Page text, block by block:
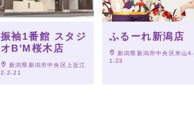
振袖1番館 スタジ
オB'M桜木店
新潟県新潟市中央区上近江
2-2-21
ふるーれ新潟店
新潟県新潟市中央区米山4-
1-23